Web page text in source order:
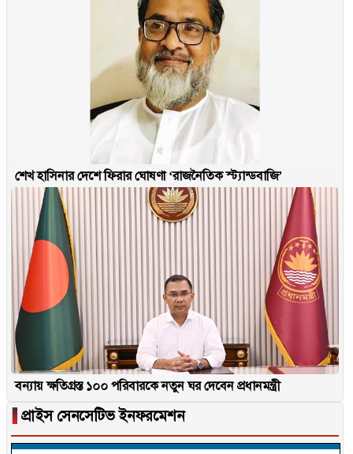
শেখ হাসিনার দেশে ফিরার ঘোষণা ‘রাজনৈতিক স্ট্যান্ডবাজি’
বন্যায় ক্ষতিগ্রস্ত ১০০ পরিবারকে নতুন ঘর দেবেন প্রধানমন্ত্রী
▐ প্রাইস সেনসেটিভ ইনফরমেশন